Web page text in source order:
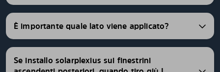
È importante quale lato viene applicato?
Se installo solarplexius sui finestrini